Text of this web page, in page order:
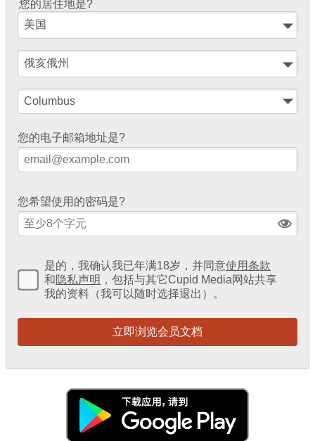
您的居住地是?
您的电子邮箱地址是?
您希望使用的密码是?
是的，我确认我已年满18岁，并同意使用条款
和隐私声明 ，包括与其它Cupid Media网站共享
我的资料（我可以随时选择退出）。